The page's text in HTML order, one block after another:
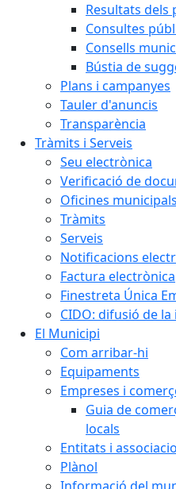
Resultats dels
Consultes
Consells
Bústia de
Plans i campanyes
Tauler d'anuncis
Transparència
Tràmits i Serveis
Seu electrònica
Verificació de
Oficines municipals
Tràmits
Serveis
Notificacions
Factura electrònica
Finestreta Única
CIDO: difusió de
El Municipi
Com arribar-hi
Equipaments
Empreses i
Guia de
locals
Entitats i
Plànol